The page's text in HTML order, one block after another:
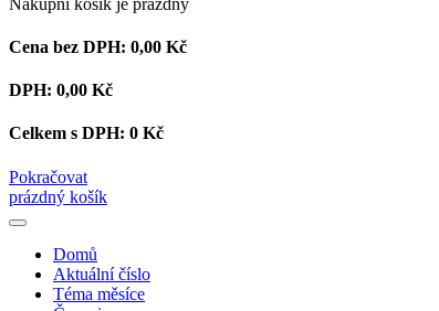
Cena bez DPH: 0,00 Kč
DPH: 0,00 Kč
Celkem s DPH: 0 Kč
Pokračovat
prázdný košík
Domů
Aktuální číslo
Téma měsíce